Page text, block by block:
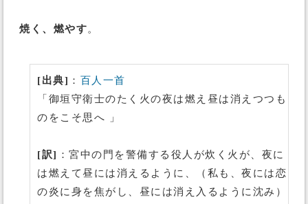
焼く、燃やす。
[出典] ： 百人一首
「御垣守衛士のたく火の夜は燃え昼は消えつつも
のをこそ思へ 」
[訳] ：宮中の門を警備する役人が炊く火が、夜に
は燃えて昼には消えるように、（私も、夜には恋
の炎に身を焦がし、昼には消え入るように沈み）